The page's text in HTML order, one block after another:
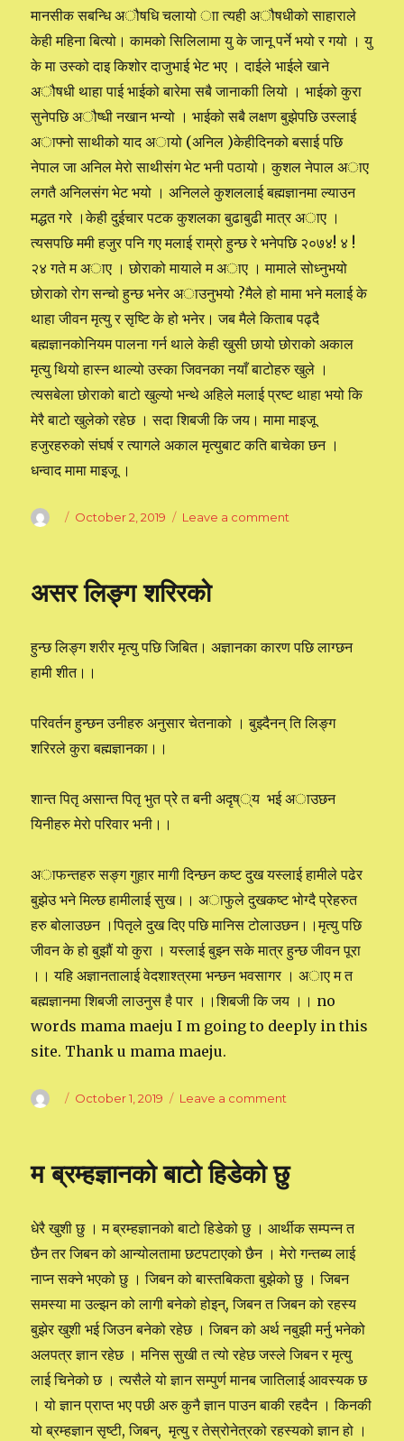
मानसीक सबन्धि अौषधि चलायो ाा त्यही अौषधीको साहाराले
केही महिना बित्यो। कामको सिलिलामा यु के जानू पर्ने भयो र गयो । यु
के मा उस्को दाइ किशोर दाजुभाई भेट भए । दाईले भाईले खाने
अौषधी थाहा पाई भाईको बारेमा सबै जानाकाी लियो । भाईको कुरा
सुनेपछि अौष्धी नखान भन्यो । भाईको सबै लक्षण बुझेपछि उस्लाई
अाफ्नो साथीको याद अायो (अनिल )केहीदिनको बसाई पछि
नेपाल जा अनिल मेरो साथीसंग भेट भनी पठायो। कुशल नेपाल अाए
लगतै अनिलसंग भेट भयो । अनिलले कुशललाई बह्मज्ञानमा ल्याउन
मद्धत गरे ।केही दुईचार पटक कुशलका बुढाबुढी मात्र अाए ।
त्यसपछि ममी हजुर पनि गए मलाई राम्रो हुन्छ रे भनेपछि २०७४! ४ !
२४ गते म अाए । छोराको मायाले म अाए । मामाले सोध्नुभयो
छोराको रोग सन्चो हुन्छ भनेर अाउनुभयो ?मैले हो मामा भने मलाई के
थाहा जीवन मृत्यु र सृष्टि के हो भनेर। जब मैले किताब पढ्दै
बह्मज्ञानकोनियम पालना गर्न थाले केही खुसी छायो छोराको अकाल
मृत्यु थियो हास्न थाल्यो उस्का जिवनका नयाँ बाटोहरु खुले ।
त्यसबेला छोराको बाटो खुल्यो भन्थे अहिले मलाई प्रष्ट थाहा भयो कि
मेरै बाटो खुलेको रहेछ । सदा शिबजी कि जय। मामा माइजू
हजुरहरुको संघर्ष र त्यागले अकाल मृत्युबाट कति बाचेका छन ।
धन्वाद मामा माइजू ।
Author
Posted
October 2, 2019 Leave a comment
कसरी
असर लिङ्ग शरिरको
हुन्छ लिङ्ग शरीर मृत्यु पछि जिबित। अज्ञानका कारण पछि लाग्छन
हामी शीत।।
परिवर्तन हुन्छन उनीहरु अनुसार चेतनाको । बुझ्दैनन् ति लिङ्ग
शरिरले कुरा बह्मज्ञानका।।
शान्त पितृ असान्त पितृ भुत प्रेे त बनी अदृष््य भई अाउछन
यिनीहरु मेरो परिवार भनी।।
अाफन्तहरु सङ्ग गुहार मागी दिन्छन कष्ट दुख यस्लाई हामीले पढेर
बुझेउ भने मिल्छ हामीलाई सुख।। अाफुले दुखकष्ट भोग्दै प्रेेहरुत
हरु बोलाउछन ।पितृले दुख दिए पछि मानिस टोलाउछन।।मृत्यु पछि
जीवन के हो बुझौं यो कुरा । यस्लाई बुझ्न सके मात्र हुन्छ जीवन पूरा
।। यहि अज्ञानतालाई वेदशाश्त्रमा भन्छन भवसागर । अाए म त
बह्मज्ञानमा शिबजी लाउनुस है पार ।।शिबजी कि जय ।। no
words mama maeju I m going to deeply in this
site. Thank u mama maeju.
Author
Posted
October 1, 2019 Leave a comment
म ब्रम्हज्ञानको बाटो हिडेको छु
धेरै खुशी छु । म ब्रम्हज्ञानको बाटो हिडेको छु । आर्थीक सम्पन्न त
छैन तर जिबन को आन्योलतामा छटपटाएको छैन । मेरो गन्तब्य लाई
नाप्न सक्ने भएको छु । जिबन को बास्तबिकता बुझेको छु । जिबन
समस्या मा उल्झन को लागी बनेको होइन्, जिबन त जिबन को रहस्य
बुझेर खुशी भई जिउन बनेको रहेछ । जिबन को अर्थ नबुझी मर्नु भनेको
अलपत्र ज्ञान रहेछ । मनिस सुखी त त्यो रहेछ जस्ले जिबन र मृत्यु
लाई चिनेको छ । त्यसैले यो ज्ञान सम्पुर्ण मानब जातिलाई आवस्यक छ
। यो ज्ञान प्राप्त भए पछी अरु कुनै ज्ञान पाउन बाकी रहदैन । किनकी
यो ब्रम्हज्ञान सृष्टी, जिबन्, मृत्यु र तेस्रोनेत्रको रहस्यको ज्ञान हो ।